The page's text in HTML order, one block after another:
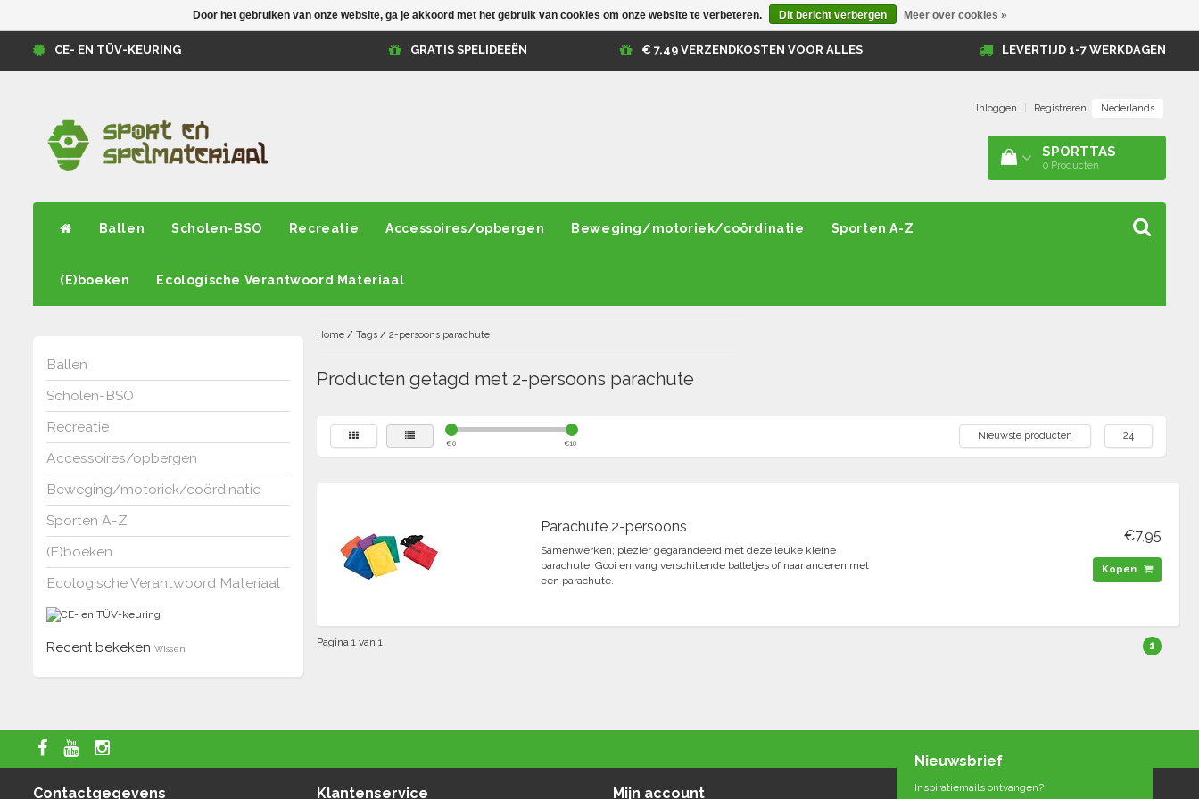
CE- EN TÜV-KEURING GRATIS SPELIDEEËN € 7,49 VERZENDKOSTEN VOOR ALLES LEVERTIJD 1-7 WERKDAGEN
Inloggen Registreren Nederlands
SPORTTAS
0 Producten
Ballen Scholen-BSO Recreatie Accessoires/opbergen Beweging/motoriek/coördinatie Sporten A-Z
(E)boeken Ecologische Verantwoord Materiaal
Ballen
Scholen-BSO
Recreatie
Accessoires/opbergen
Beweging/motoriek/coördinatie
Sporten A-Z
(E)boeken
Ecologische Verantwoord Materiaal
Recent bekeken Wissen
Home/ Tags/ 2-persoons parachute
Producten getagd met 2-persoons parachute
€0 €10
Nieuwste producten 24
Parachute 2-persoons
Samenwerken; plezier gegarandeerd met deze leuke kleine
parachute. Gooi en vang verschillende balletjes of naar anderen met
een parachute.
€7,95
Kopen
Pagina 1 van 1 1
Contactgegevens Klantenservice Mijn account
Nieuwsbrief
Inspiratiemails ontvangen?
Door het gebruiken van onze website, ga je akkoord met het gebruik van cookies om onze website te verbeteren. Dit bericht verbergen Meer over cookies »